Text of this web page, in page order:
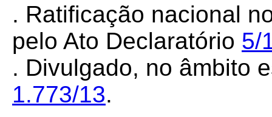
. Ratificação nacional
pelo Ato Declaratório 5/
. Divulgado, no âmbito
1.773/13.